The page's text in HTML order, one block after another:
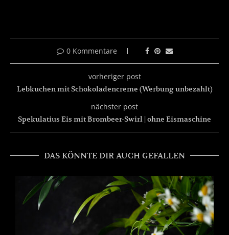
0 Kommentare
vorheriger post
Lebkuchen mit Schokoladencreme (Werbung unbezahlt)
nächster post
Spekulatius Eis mit Brombeer-Swirl | ohne Eismaschine
DAS KÖNNTE DIR AUCH GEFALLEN